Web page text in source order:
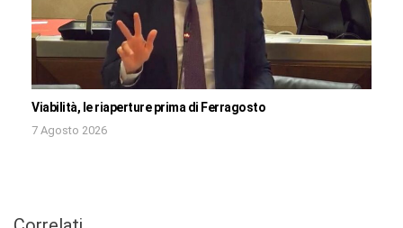
Viabilità, le riaperture prima di Ferragosto
7 Agosto 2026